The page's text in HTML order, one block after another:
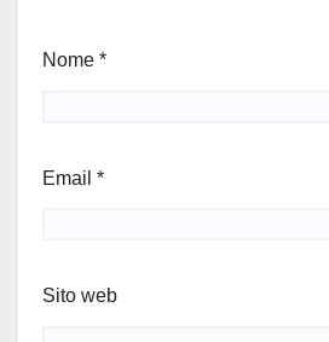
Nome *
Email *
Sito web